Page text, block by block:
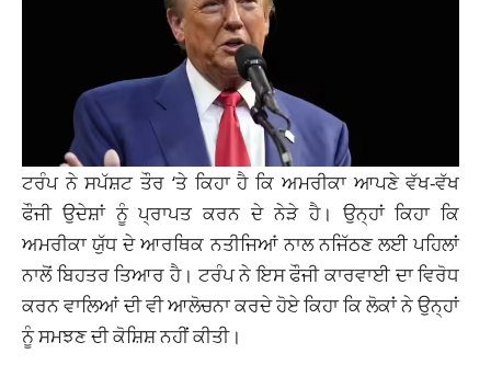
ਟਰੰਪ ਨੇ ਸਪੱਸ਼ਟ ਤੌਰ ‘ਤੇ ਕਿਹਾ ਹੈ ਕਿ ਅਮਰੀਕਾ ਆਪਣੇ ਵੱਖ-ਵੱਖ
ਫੌਜੀ ਉਦੇਸ਼ਾਂ ਨੂੰ ਪ੍ਰਾਪਤ ਕਰਨ ਦੇ ਨੇੜੇ ਹੈ। ਉਨ੍ਹਾਂ ਕਿਹਾ ਕਿ
ਅਮਰੀਕਾ ਯੁੱਧ ਦੇ ਆਰਥਿਕ ਨਤੀਜਿਆਂ ਨਾਲ ਨਜਿੱਠਣ ਲਈ ਪਹਿਲਾਂ
ਨਾਲੋਂ ਬਿਹਤਰ ਤਿਆਰ ਹੈ। ਟਰੰਪ ਨੇ ਇਸ ਫੌਜੀ ਕਾਰਵਾਈ ਦਾ ਵਿਰੋਧ
ਕਰਨ ਵਾਲਿਆਂ ਦੀ ਵੀ ਆਲੋਚਨਾ ਕਰਦੇ ਹੋਏ ਕਿਹਾ ਕਿ ਲੋਕਾਂ ਨੇ ਉਨ੍ਹਾਂ
ਨੂੰ ਸਮਝਣ ਦੀ ਕੋਸ਼ਿਸ਼ ਨਹੀਂ ਕੀਤੀ।